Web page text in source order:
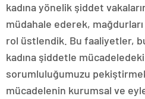
kadına yönelik şiddet
müdahale ederek,
rol üstlendik. Bu faaliyetler,
kadına şiddetle
sorumluluğumuzu
mücadelenin kurumsal ve